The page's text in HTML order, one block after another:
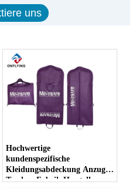
Hochwertige
kundenspezifische
Kleidungsabdeckung Anzug
Taschen Fabrik Hersteller